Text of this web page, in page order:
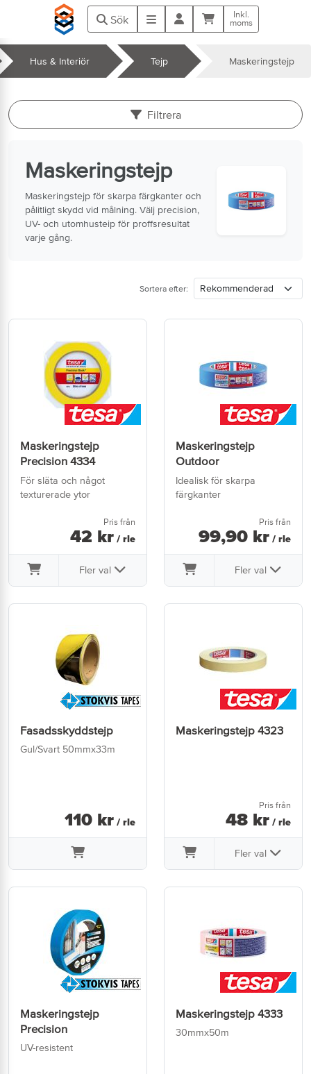
Hoppa till huvudinnehåll
Sök Meny Kundvagn
Inkl.
moms
Hus & Interiör Tejp Maskeringstejp
Filtrera
Maskeringstejp
Maskeringstejp för skarpa färgkanter och
pålitligt skydd vid målning. Välj precision,
UV- och utomhusteip för proffsresultat
varje gång.
Sortera efter:
Maskeringstejp
Precision 4334
För släta och något
texturerade ytor
Pris från
42 kr / rle
Fler val
Maskeringstejp
Outdoor
Idealisk för skarpa
färgkanter
Pris från
99,90 kr / rle
Fler val
Fasadsskyddstejp
Gul/Svart 50mmx33m
110 kr / rle
Maskeringstejp 4323
Pris från
48 kr / rle
Fler val
Maskeringstejp
Precision
UV-resistent
Maskeringstejp 4333
30mmx50m